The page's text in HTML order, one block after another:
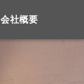
会社概要